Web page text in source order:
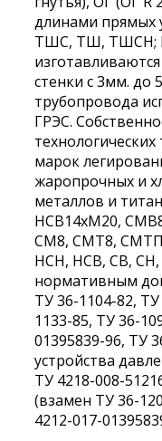
длинами прямых
ТШС, ТШ, ТШСН;
стенки с 3мм. до
трубопровода
ГРЭС.
марок
жаропрочных и
металлов и
НСВ14хМ20,
СМ8, СМТ8,
НСН, НСВ, СВ,
нормативным
ТУ 36-1104-82,
1133-85, ТУ 36-
01395839-96, ТУ
устройства
ТУ 4218-008-
(взамен ТУ 36-
4212-017-